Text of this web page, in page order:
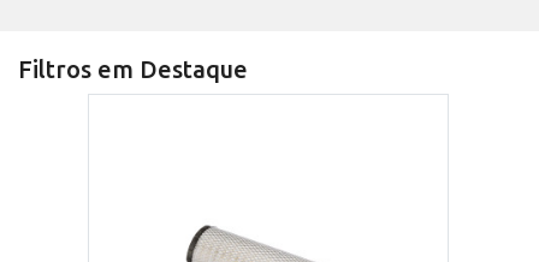
Filtros em Destaque